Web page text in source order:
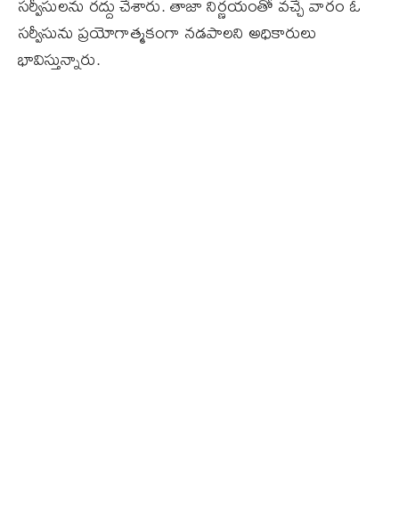
సర్వీసును ప్రయోగాత్మకంగా నడపాలని అధికారులు
భావిస్తున్నారు.